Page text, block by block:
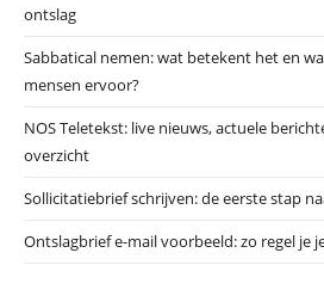
ontslag
Sabbatical nemen: wat betekent het en
mensen ervoor?
NOS Teletekst: live nieuws, actuele
overzicht
Sollicitatiebrief schrijven: de eerste stap
Ontslagbrief e-mail voorbeeld: zo regel je